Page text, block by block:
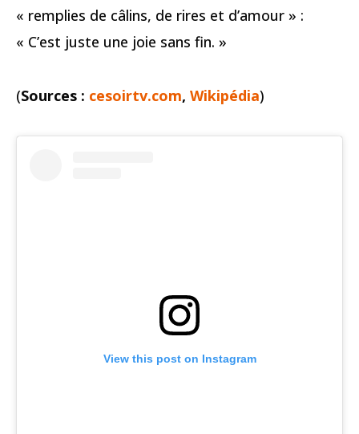
« remplies de câlins, de rires et d’amour » :
« C’est juste une joie sans fin. »
(Sources : cesoirtv.com, Wikipédia)
View this post on Instagram